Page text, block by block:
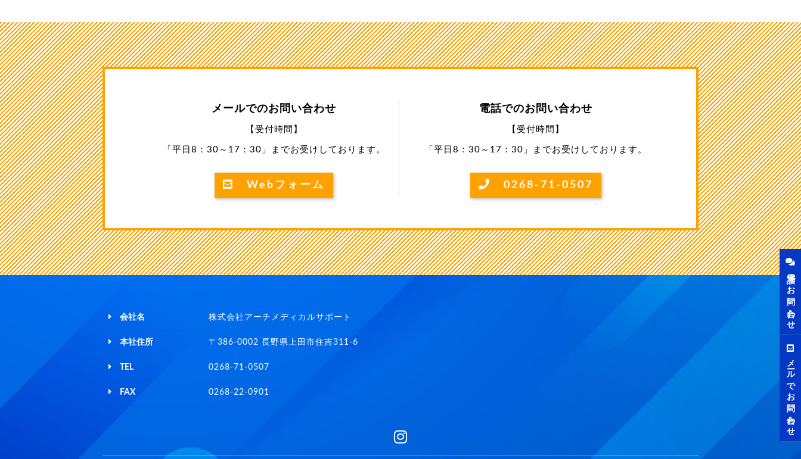
メールでのお問い合わせ
【受付時間】
「平日8：30～17：30」までお受けしております。
Webフォーム
電話でのお問い合わせ
【受付時間】
「平日8：30～17：30」までお受けしております。
0268-71-0507
電話でお問い合わせ
メールでお問い合わせ
会社名 株式会社アーチメディカルサポート
本社住所 〒386-0002 長野県上田市住吉311-6
TEL 0268-71-0507
FAX 0268-22-0901